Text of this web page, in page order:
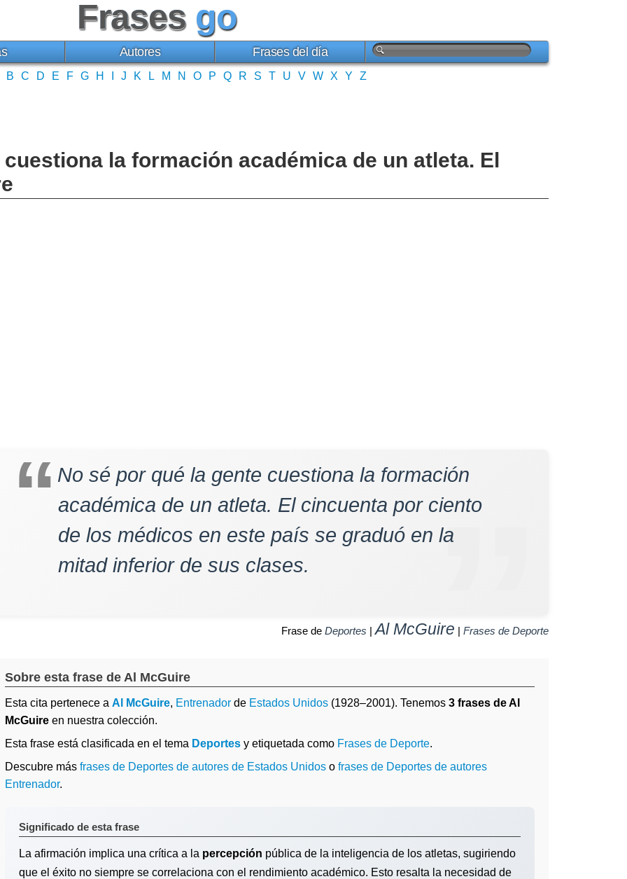
Frases go
Autores Frases del día
B C D E F G H J K L M N O P Q R S T U V W X Y Z
la formación académica de un atleta. El
No sé por qué la gente cuestiona la formación
académica de un atleta. El cincuenta por ciento
de los médicos en este país se graduó en la
mitad inferior de sus clases.
Frase de Deportes |Al McGuire | Frases de Deporte
Sobre esta frase de Al McGuire
Esta cita pertenece a Al McGuire, Entrenador de Estados Unidos (1928–2001). Tenemos 3 frases de Al
McGuire en nuestra colección.
Esta frase está clasificada en el tema Deportes y etiquetada como Frases de Deporte.
Descubre más frases de Deportes de autores de Estados Unidos o frases de Deportes de autores
Entrenador.
Significado de esta frase
La afirmación implica una crítica a la percepción pública de la inteligencia de los atletas, sugiriendo
que el éxito no siempre se correlaciona con el rendimiento académico. Esto resalta la necesidad de